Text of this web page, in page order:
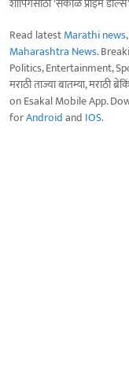
Read latestMarathi news
Maharashtra News.
Politics, Entertainment,
मराठी ताज्या बातम्या, मराठी
on Esakal Mobile App.
forAndroidand IOS.